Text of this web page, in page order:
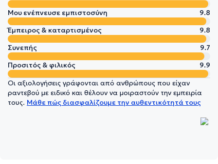
Μου ενέπνευσε εμπιστοσύνη
9.8
Έμπειρος & καταρτισμένος
9.8
Συνεπής
9.7
Προσιτός & φιλικός
9.9
Οι αξιολογήσεις γράφονται από ανθρώπους που είχαν
ραντεβού με ειδικό και θέλουν να μοιραστούν την εμπειρία
τους. Μάθε πώς διασφαλίζουμε την αυθεντικότητά τους